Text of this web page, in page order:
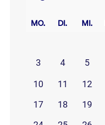
MO. DI. MI.
3
4 5
10 11 12
17
18 19